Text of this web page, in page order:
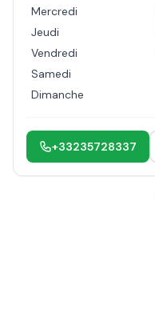
Mercredi
Jeudi
Vendredi
Samedi
Dimanche
+33235728337